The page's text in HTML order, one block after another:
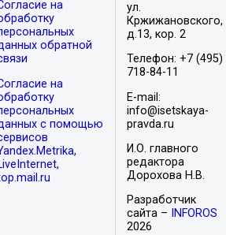
на
обратной
на
с помощью
ул.
Кржижановского,
д.13, кор. 2
Телефон: +7 (495)
718-84-11
E-mail:
info@isetskaya-
pravda.ru
И.О. главного
редактора
Дорохова Н.В.
Разработчик
сайта –
INFOROS
2026